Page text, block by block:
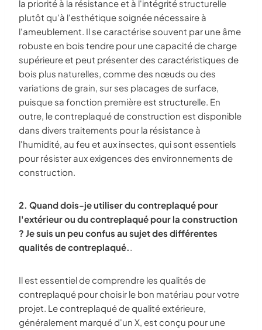
la priorité à la résistance et à l'intégrité structurelle
plutôt qu'à l'esthétique soignée nécessaire à
l'ameublement. Il se caractérise souvent par une âme
robuste en bois tendre pour une capacité de charge
supérieure et peut présenter des caractéristiques de
bois plus naturelles, comme des nœuds ou des
variations de grain, sur ses placages de surface,
puisque sa fonction première est structurelle. En
outre, le contreplaqué de construction est disponible
dans divers traitements pour la résistance à
l'humidité, au feu et aux insectes, qui sont essentiels
pour résister aux exigences des environnements de
construction.
2. Quand dois-je utiliser du contreplaqué pour
l'extérieur ou du contreplaqué pour la construction
? Je suis un peu confus au sujet des différentes
qualités de contreplaqué..
Il est essentiel de comprendre les qualités de
contreplaqué pour choisir le bon matériau pour votre
projet. Le contreplaqué de qualité extérieure,
généralement marqué d'un X, est conçu pour une